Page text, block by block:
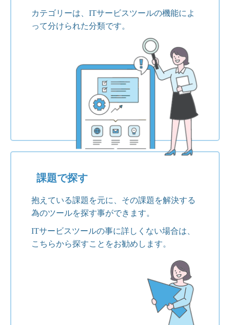
カテゴリーは、ITサービスツールの機能によ
って分けられた分類です。
課題で探す
抱えている課題を元に、その課題を解決する
為のツールを探す事ができます。
ITサービスツールの事に詳しくない場合は、
こちらから探すことをお勧めします。